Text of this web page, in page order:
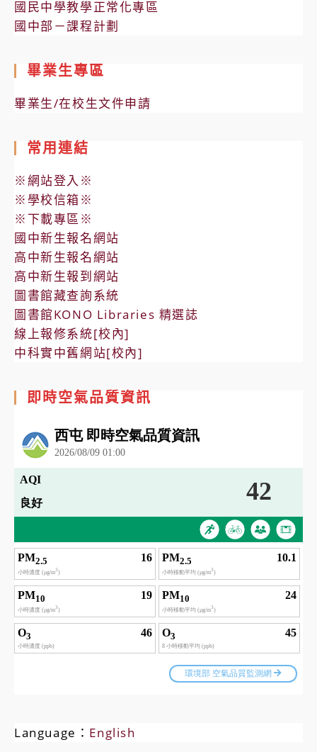
國民中學教學正常化專區
國中部－課程計劃
畢業生專區
畢業生/在校生文件申請
常用連結
※網站登入※
※學校信箱※
※下載專區※
國中新生報名網站
高中新生報名網站
高中新生報到網站
圖書館藏查詢系統
圖書館KONO Libraries 精選誌
線上報修系統[校內]
中科實中舊網站[校內]
即時空氣品質資訊
Language： English